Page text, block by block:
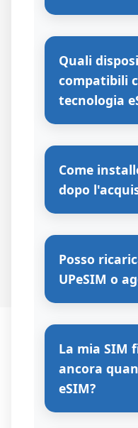
Quali
compatibili
tecnologia
Come
dopo
Posso
UPeSIM o
La mia SIM
ancora
eSIM?